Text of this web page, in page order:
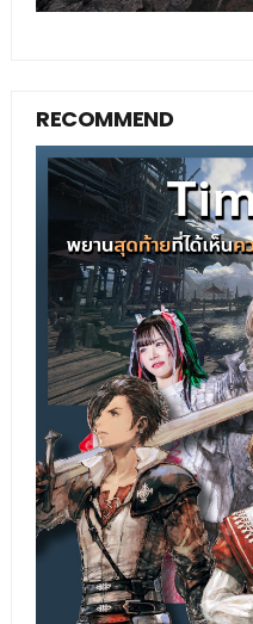
RECOMMEND